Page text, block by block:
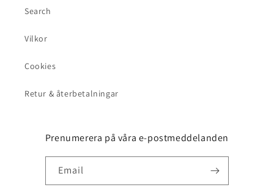
Search
Vilkor
Cookies
Retur & återbetalningar
Prenumerera på våra e-postmeddelanden
Email